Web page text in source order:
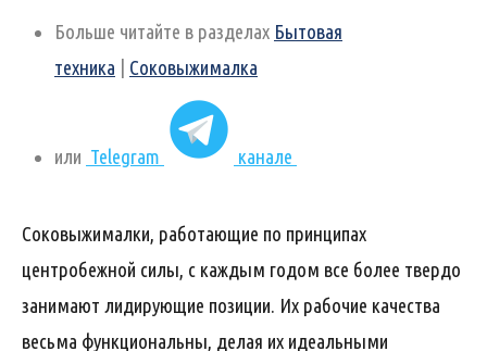
Больше читайте в разделах Бытовая
техника
Соковыжималка
или Telegram канале
Соковыжималки, работающие по принципах
центробежной силы, с каждым годом все более твердо
занимают лидирующие позиции. Их рабочие качества
весьма функциональны, делая их идеальными